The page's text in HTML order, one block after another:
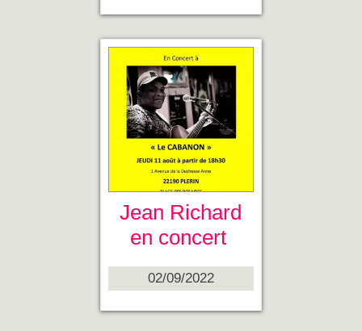
Jean Richard
en concert
02/09/2022